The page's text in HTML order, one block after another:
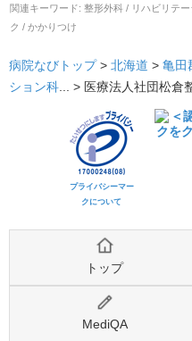
関連キーワード: 整形外科 / リハビリテ
ク / かかりつけ
病院なびトップ > 北海道 > 亀田
ション科 ... > 医療法人社団松倉
プライバシーマー
クについて
トップ
MediQA